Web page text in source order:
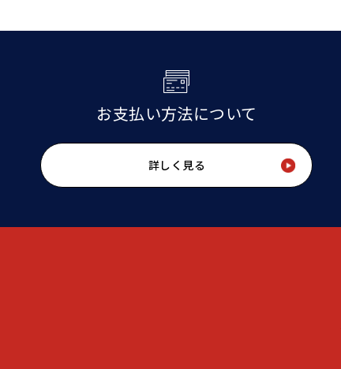
お支払い方法について
詳しく見る